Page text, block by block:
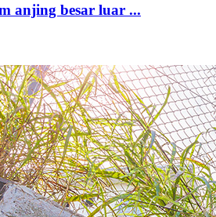
anjing besar luar ...